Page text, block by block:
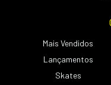
Mais Vendidos
Lançamentos
Skates